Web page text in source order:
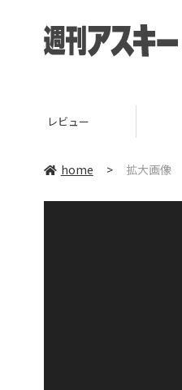
レビュー
home > 拡大画像